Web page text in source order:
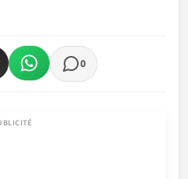
0